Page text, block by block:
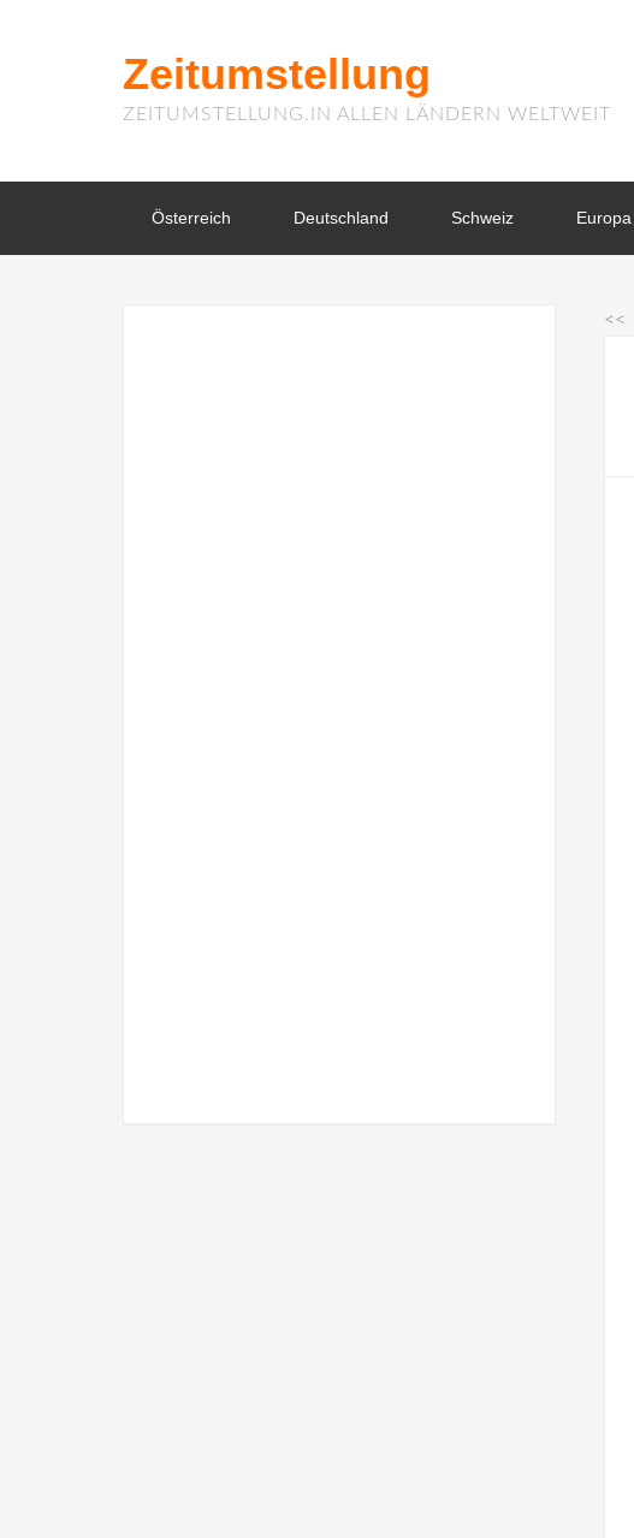
Zeitumstellung
ZEITUMSTELLUNG.IN ALLEN LÄNDERN WELTWEIT
Österreich Deutschland Schweiz Europa
<<